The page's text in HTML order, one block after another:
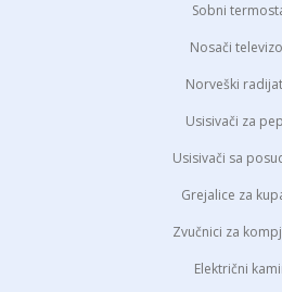
Sobni
Nosači
Norveški
Usisivači za
Usisivači sa
Grejalice za
Zvučnici za
Električni